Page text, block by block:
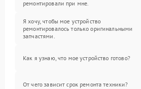
ремонтировали при мне.
Я хочу, чтобы мое устройство
ремонтировалось только оригинальными
запчастями.
Как я узнаю, что мое устройство готово?
От чего зависит срок ремонта техники?